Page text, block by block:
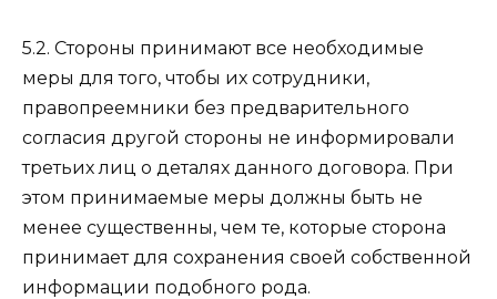
5.2. Стороны принимают все необходимые
меры для того, чтобы их сотрудники,
правопреемники без предварительного
согласия другой стороны не информировали
третьих лиц о деталях данного договора. При
этом принимаемые меры должны быть не
менее существенны, чем те, которые сторона
принимает для сохранения своей собственной
информации подобного рода.